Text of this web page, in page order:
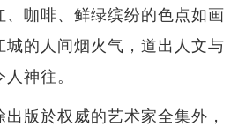
咖啡、鲜绿缤纷的色点如画
的人间烟火气，道出人文与
神往。
版於权威的艺术家全集外，